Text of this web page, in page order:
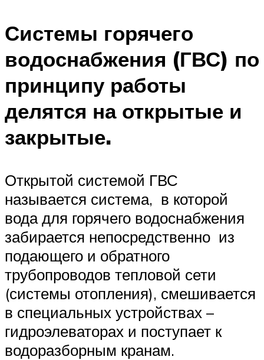
Системы горячего
водоснабжения (ГВС) по
принципу работы
делятся на открытые и
закрытые.
Открытой системой ГВС
называется система, в которой
вода для горячего водоснабжения
забирается непосредственно из
подающего и обратного
трубопроводов тепловой сети
(системы отопления), смешивается
в специальных устройствах –
гидроэлеваторах и поступает к
водоразборным кранам.